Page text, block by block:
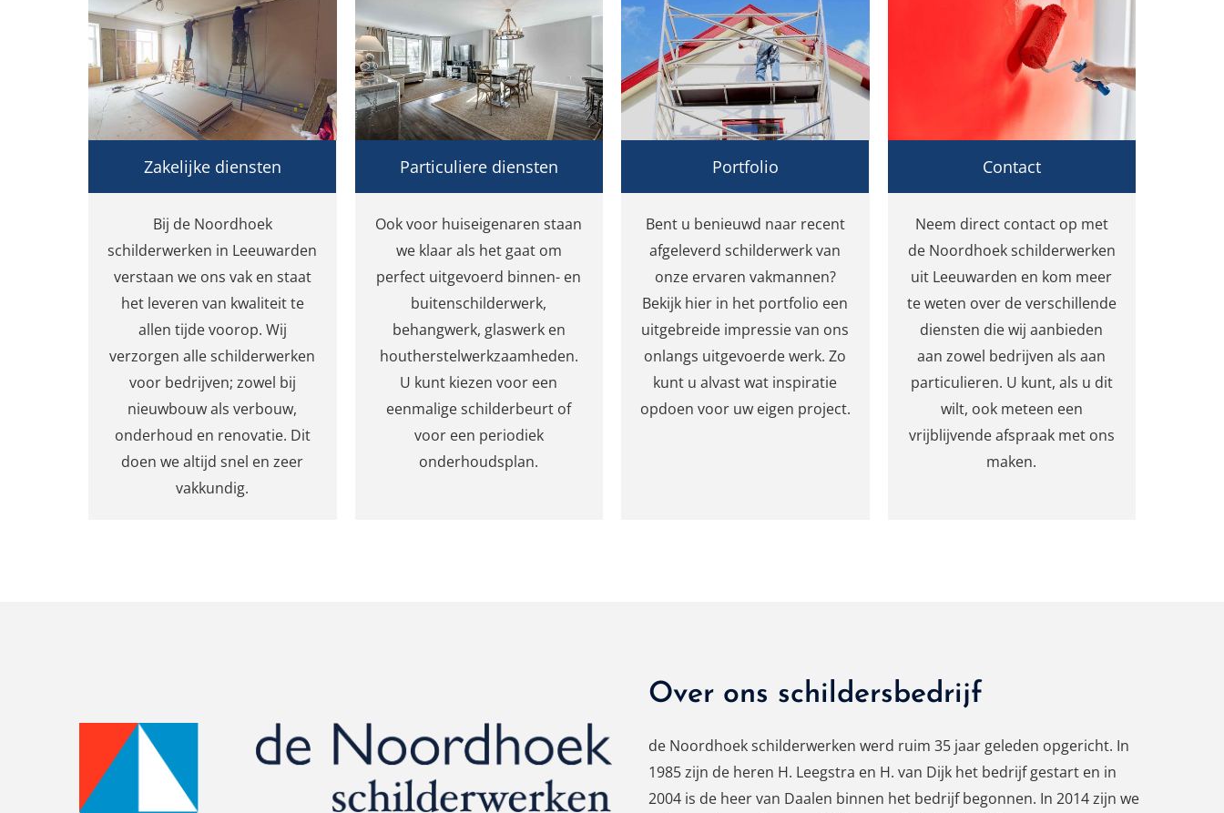
Zakelijke diensten
Bij de Noordhoek
schilderwerken in Leeuwarden
verstaan we ons vak en staat
het leveren van kwaliteit te
allen tijde voorop. Wij
verzorgen alle schilderwerken
voor bedrijven; zowel bij
nieuwbouw als verbouw,
onderhoud en renovatie. Dit
doen we altijd snel en zeer
vakkundig.
Particuliere diensten
Ook voor huiseigenaren staan
we klaar als het gaat om
perfect uitgevoerd binnen- en
buitenschilderwerk,
behangwerk, glaswerk en
houtherstelwerkzaamheden.
U kunt kiezen voor een
eenmalige schilderbeurt of
voor een periodiek
onderhoudsplan.
Portfolio
Bent u benieuwd naar recent
afgeleverd schilderwerk van
onze ervaren vakmannen?
Bekijk hier in het portfolio een
uitgebreide impressie van ons
onlangs uitgevoerde werk. Zo
kunt u alvast wat inspiratie
opdoen voor uw eigen project.
Contact
Neem direct contact op met
de Noordhoek schilderwerken
uit Leeuwarden en kom meer
te weten over de verschillende
diensten die wij aanbieden
aan zowel bedrijven als aan
particulieren. U kunt, als u dit
wilt, ook meteen een
vrijblijvende afspraak met ons
maken.
Over ons schildersbedrijf
de Noordhoek schilderwerken werd ruim 35 jaar geleden opgericht. In
1985 zijn de heren H. Leegstra en H. van Dijk het bedrijf gestart en in
2004 is de heer van Daalen binnen het bedrijf begonnen. In 2014 zijn we